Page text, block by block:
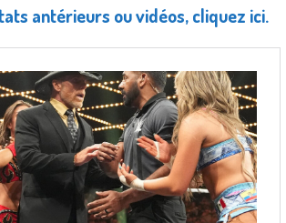
antérieurs ou vidéos, cliquez ici.